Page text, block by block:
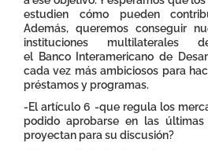
estudien cómo pueden
Además, queremos conseguir
instituciones multilaterales
el Banco Interamericano de
cada vez más ambiciosos para
préstamos y programas.
-El artículo 6 -que regula los
podido aprobarse en las últimas
proyectan para su discusión?